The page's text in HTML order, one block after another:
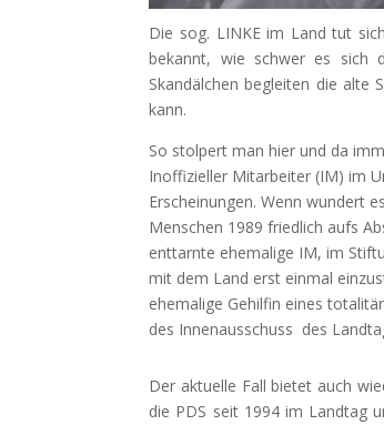
Die sog. LINKE im Land tut
bekannt, wie schwer es sich
Skandälchen begleiten die alte
kann.
So stolpert man hier und da
Inoffizieller Mitarbeiter (IM) im
Erscheinungen. Wenn wundert
Menschen 1989 friedlich aufs
enttarnte ehemalige IM, im
mit dem Land erst einmal
ehemalige Gehilfin eines
des Innenausschuss des
Der aktuelle Fall bietet auch
die PDS seit 1994 im Landtag